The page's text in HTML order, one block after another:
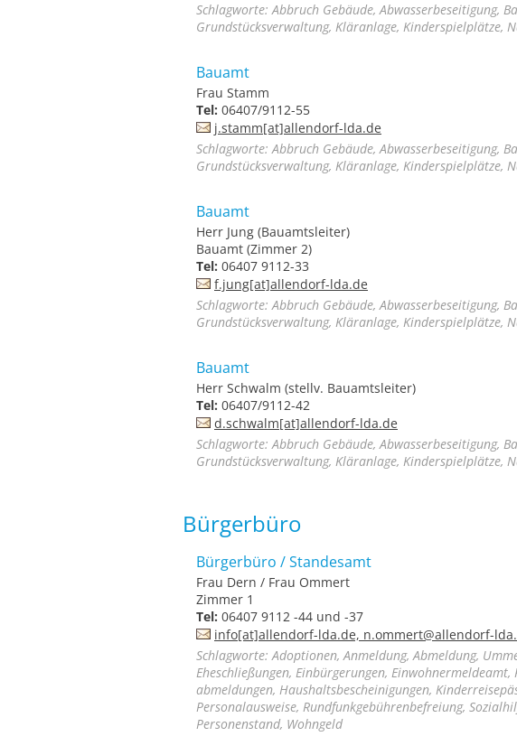
Schlagworte: Abbruch Gebäude, Abwasserbeseitigung,
Grundstücksverwaltung, Kläranlage, Kinderspielplätze,
Bauamt
Frau Stamm
Tel: 06407/9112-55
j.stamm[at]allendorf-lda.de
Schlagworte: Abbruch Gebäude, Abwasserbeseitigung,
Grundstücksverwaltung, Kläranlage, Kinderspielplätze,
Bauamt
Herr Jung (Bauamtsleiter)
Bauamt (Zimmer 2)
Tel: 06407 9112-33
f.jung[at]allendorf-lda.de
Schlagworte: Abbruch Gebäude, Abwasserbeseitigung,
Grundstücksverwaltung, Kläranlage, Kinderspielplätze,
Bauamt
Herr Schwalm (stellv. Bauamtsleiter)
Tel: 06407/9112-42
d.schwalm[at]allendorf-lda.de
Schlagworte: Abbruch Gebäude, Abwasserbeseitigung,
Grundstücksverwaltung, Kläranlage, Kinderspielplätze,
Bürgerbüro
Bürgerbüro / Standesamt
Frau Dern / Frau Ommert
Zimmer 1
Tel: 06407 9112 -44 und -37
info[at]allendorf-lda.de, n.ommert@allendorf-
Schlagworte: Adoptionen, Anmeldung, Abmeldung,
Eheschließungen, Einbürgerungen,
abmeldungen, Haushaltsbescheinigungen,
Personalausweise, Rundfunkgebührenbefreiung,
Personenstand, Wohngeld